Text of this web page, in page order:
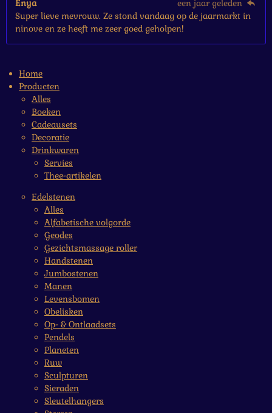
Enya
een jaar geleden
Super lieve mevrouw. Ze stond vandaag op de jaarmarkt in
ninove en ze heeft me zeer goed geholpen!
Home
Producten
Alles
Boeken
Cadeausets
Decoratie
Drinkwaren
Servies
Thee-artikelen
Edelstenen
Alles
Alfabetische volgorde
Geodes
Gezichtsmassage roller
Handstenen
Jumbostenen
Manen
Levensbomen
Obelisken
Op- & Ontlaadsets
Pendels
Planeten
Ruw
Sculpturen
Sieraden
Sleutelhangers